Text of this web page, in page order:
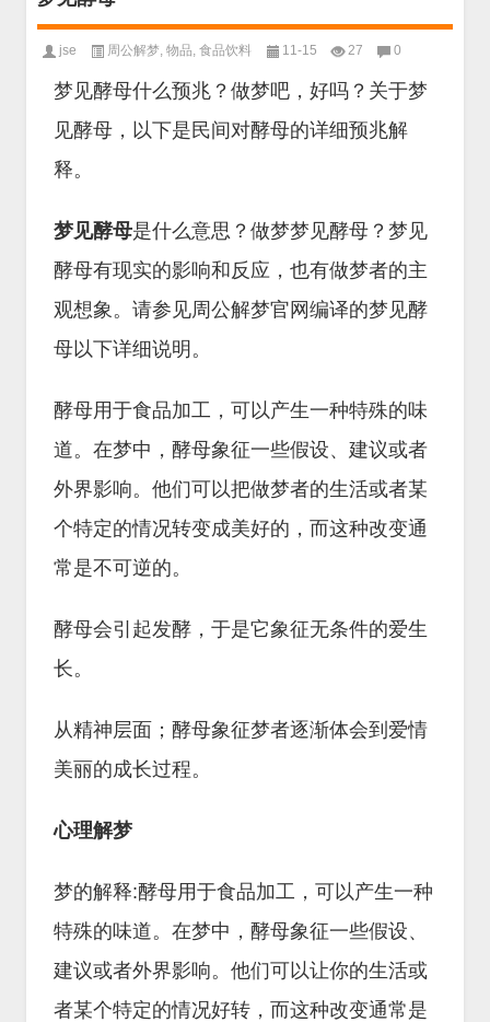
jse 周公解梦, 物品, 食品饮料 11-15 27 0
梦见酵母什么预兆？做梦吧，好吗？关于梦
见酵母，以下是民间对酵母的详细预兆解
释。
梦见酵母是什么意思？做梦梦见酵母？梦见
酵母有现实的影响和反应，也有做梦者的主
观想象。请参见周公解梦官网编译的梦见酵
母以下详细说明。
酵母用于食品加工，可以产生一种特殊的味
道。在梦中，酵母象征一些假设、建议或者
外界影响。他们可以把做梦者的生活或者某
个特定的情况转变成美好的，而这种改变通
常是不可逆的。
酵母会引起发酵，于是它象征无条件的爱生
长。
从精神层面；酵母象征梦者逐渐体会到爱情
美丽的成长过程。
心理解梦
梦的解释:酵母用于食品加工，可以产生一种
特殊的味道。在梦中，酵母象征一些假设、
建议或者外界影响。他们可以让你的生活或
者某个特定的情况好转，而这种改变通常是